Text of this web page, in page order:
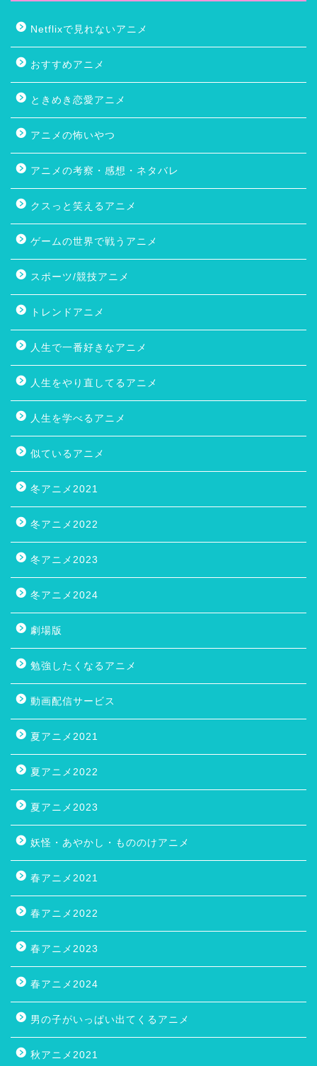
Netflixで見れないアニメ
おすすめアニメ
ときめき恋愛アニメ
アニメの怖いやつ
アニメの考察・感想・ネタバレ
クスっと笑えるアニメ
ゲームの世界で戦うアニメ
スポーツ/競技アニメ
トレンドアニメ
人生で一番好きなアニメ
人生をやり直してるアニメ
人生を学べるアニメ
似ているアニメ
冬アニメ2021
冬アニメ2022
冬アニメ2023
冬アニメ2024
劇場版
勉強したくなるアニメ
動画配信サービス
夏アニメ2021
夏アニメ2022
夏アニメ2023
妖怪・あやかし・もののけアニメ
春アニメ2021
春アニメ2022
春アニメ2023
春アニメ2024
男の子がいっぱい出てくるアニメ
秋アニメ2021